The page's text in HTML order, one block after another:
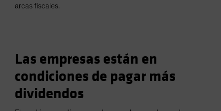
arcas fiscales.
Las empresas están en
condiciones de pagar más
dividendos